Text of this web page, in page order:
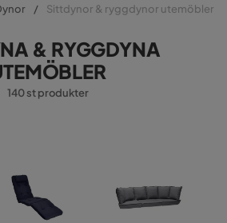
Sittdynor & ryggdynor utemöbler
& RYGGDYNA
140 st produkter